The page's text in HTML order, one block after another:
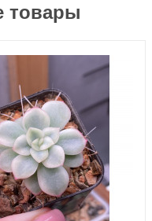
товары